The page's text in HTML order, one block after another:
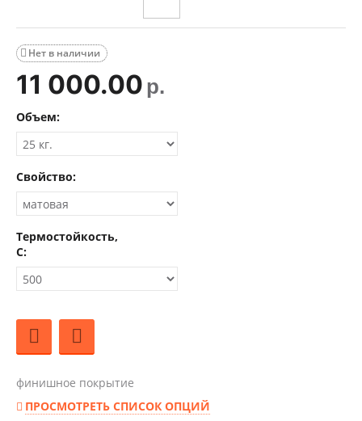
Нет в наличии

11 000.00 р.
Объем:
Свойство:
Термостойкость,
С:
финишное покрытие
ПРОСМОТРЕТЬ СПИСОК ОПЦИЙ